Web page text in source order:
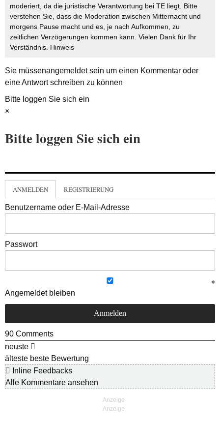
moderiert, da die juristische Verantwortung bei TE liegt. Bitte
verstehen Sie, dass die Moderation zwischen Mitternacht und
morgens Pause macht und es, je nach Aufkommen, zu
zeitlichen Verzögerungen kommen kann. Vielen Dank für Ihr
Verständnis. Hinweis
Sie müssenangemeldetsein um einen Kommentar oder
eine Antwort schreiben zu können
Bitte loggen Sie sich ein
×
Bitte loggen Sie sich ein
ANMELDEN REGISTRIERUNG
Benutzername oder E-Mail-Adresse
Passwort
Angemeldet bleiben
90 Comments
neuste
älteste beste Bewertung
Inline Feedbacks
Alle Kommentare ansehen